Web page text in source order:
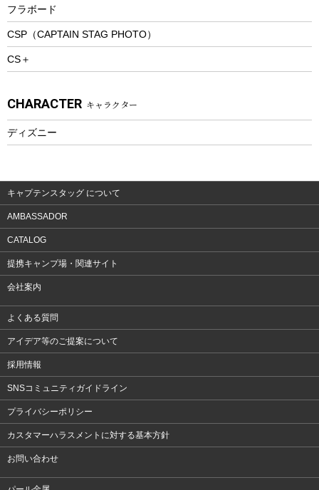
トレッキングアクセサリー
プレイグッズ
ウェルネス
ウェア、タオル
ウェア
フラボード
CSP（CAPTAIN STAG PHOTO）
CS＋
CHARACTER キャラクター
ディズニー
キャプテンスタッグ について
AMBASSADOR
CATALOG
提携キャンプ場・関連サイト
会社案内
よくある質問
アイデア等のご提案について
採用情報
SNSコミュニティガイドライン
プライバシーポリシー
カスタマーハラスメントに対する基本方針
お問い合わせ